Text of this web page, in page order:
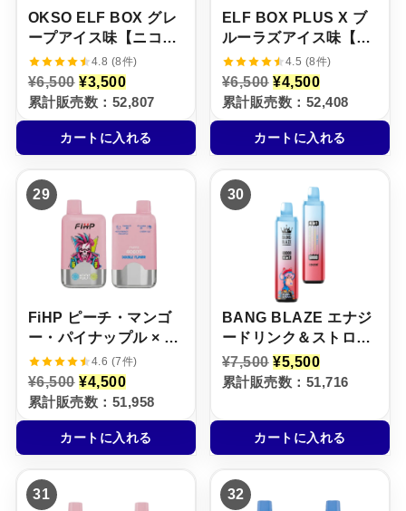
OKSO ELF BOX グレ
ープアイス味【ニコパ
フ】5%
4.8 (8件)
¥6,500 元
の
価
格
は
¥
5
0
0
で
し
た
。
¥3,500現
在
の
価
格
は
5
0
で
す
。
累計販売数：52,807
カートに入れる
ELF BOX PLUS X ブ
ルーラズアイス味【ニ
コパフ】5%4.5 (8件)
¥6,500 元
の
価
格
は
¥
0
0
で
し
た
。
¥4,500現
在
の
価
格
は
,
0
0
で
。
累計販売数：52,408
カートに入れる
29
FiHP ピーチ・マンゴ
ー・パイナップル × チ
ェリー・アイス【ニコ
パフ】5%
4.6 (7件)
¥6,500 元
の
価
格
は
¥
¥4,500現
在
の
価
格
は
累計販売数：51,958
カートに入れる
30
BANG BLAZE エナジ
ードリンク＆ストロベ
リーバナナ＆マンゴー
ピーチ杏＆パッション
【ニコパフ】5%
¥7,500 元
の
価
は
¥
0
¥5,500現
在
の
格
は
¥
0
累計販売数：51,716
カートに入れる
31 32